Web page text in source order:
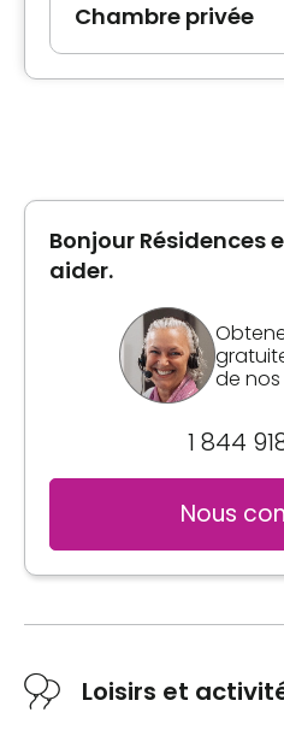
Chambre privée
Bonjour Résidences
aider.
de nos
1 844
Nous
Loisirs et